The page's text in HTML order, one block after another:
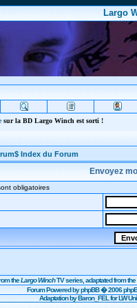
Largo
sur la BD Largo Winch est sorti !
Index du Forum
Envoyez
obligatoires
theLargo WinchTV series, adaptated from
Forum Powered byphpBB� 2006
Adaptation by Baron_FEL for LW